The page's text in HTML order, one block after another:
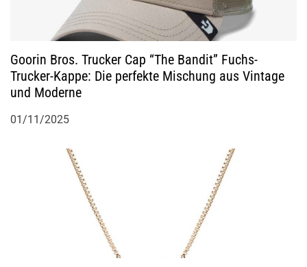
Goorin Bros. Trucker Cap “The Bandit” Fuchs-
Trucker-Kappe: Die perfekte Mischung aus Vintage
und Moderne
01/11/2025